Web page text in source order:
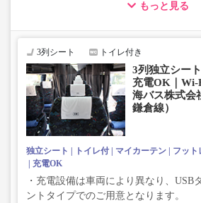
・車両は予告なく変更となる場合がご
で、あらかじめご了承ください。
もっと見る
3列シート トイレ付き
3列独立シー
充電OK｜Wi-
海バス株式会
鎌倉線）
独立シート トイレ付 マイカーテン フット
充電OK
・充電設備は車両により異なり、USB
ントタイプでのご用意となります。